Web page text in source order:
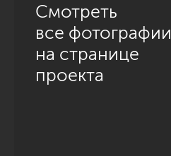
Смотреть
все фотографии
на странице
проекта